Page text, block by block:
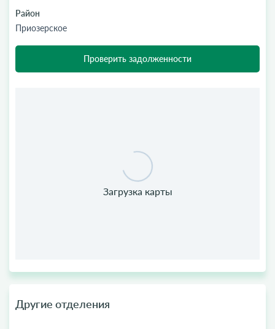
Район
Приозерское
Проверить задолженности
Другие отделения